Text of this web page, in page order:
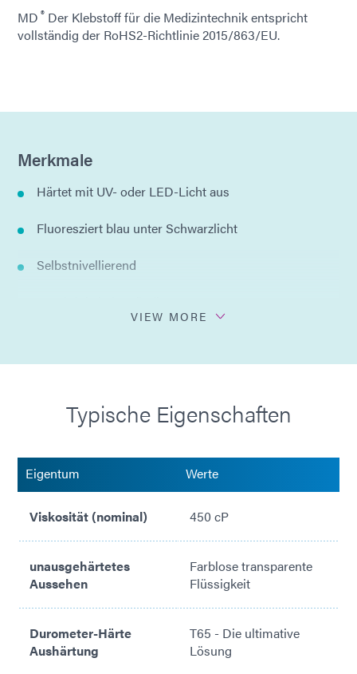
MD ® Der Klebstoff für die Medizintechnik entspricht
vollständig der RoHS2-Richtlinie 2015/863/EU.
Merkmale
Härtet mit UV- oder LED-Licht aus
Fluoresziert blau unter Schwarzlicht
Selbstnivellierend
VIEW MORE
Typische Eigenschaften
Eigentum Werte
Viskosität (nominal) 450 cP
unausgehärtetes
Aussehen
Farblose transparente
Flüssigkeit
Durometer-Härte
Aushärtung
T65 - Die ultimative
Lösung